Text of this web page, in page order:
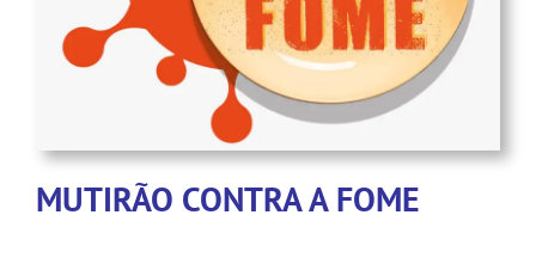
MUTIRÃO CONTRA A FOME